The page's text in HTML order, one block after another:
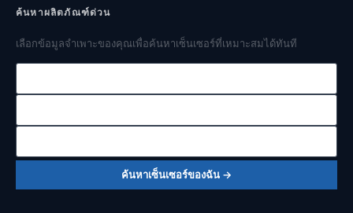
ค้นหาผลิตภัณฑ์ด่วน
เลือกข้อมูลจำเพาะของคุณเพื่อค้นหาเซ็นเซอร์ที่เหมาะสมได้ทันที
ช่วงความดัน
สัญญาณเอาต์พุต
ประเภทความดัน
ค้นหาเซ็นเซอร์ของฉัน →